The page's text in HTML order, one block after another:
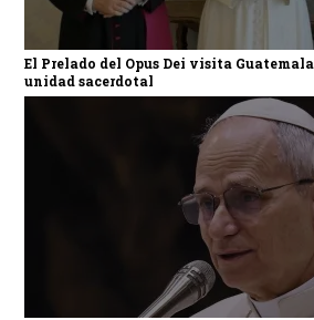
El Prelado del Opus Dei visita
unidad sacerdotal